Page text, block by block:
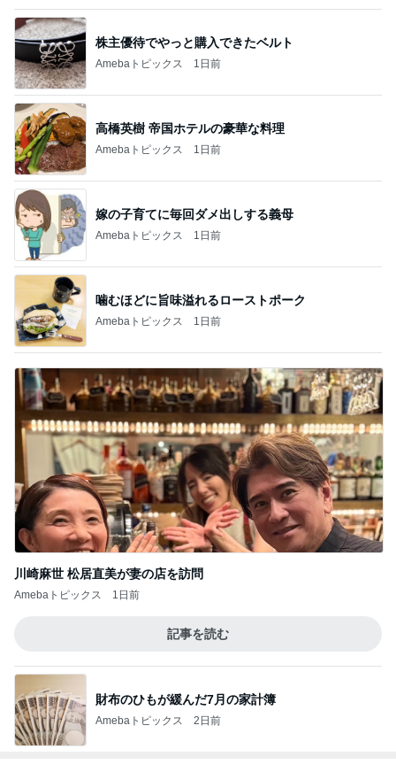
株主優待でやっと購入できたベルト
Amebaトピックス 1日前
高橋英樹 帝国ホテルの豪華な料理
Amebaトピックス 1日前
嫁の子育てに毎回ダメ出しする義母
Amebaトピックス 1日前
噛むほどに旨味溢れるローストポーク
Amebaトピックス 1日前
川崎麻世 松居直美が妻の店を訪問
Amebaトピックス 1日前
記事を読む
財布のひもが緩んだ7月の家計簿
Amebaトピックス 2日前